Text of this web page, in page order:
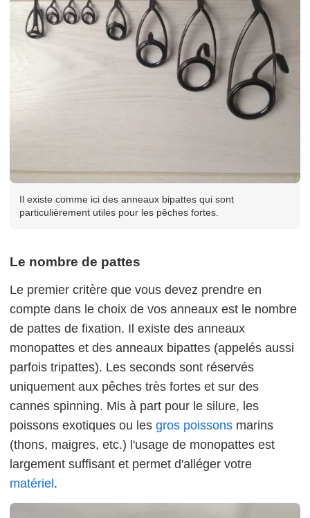
Il existe comme ici des anneaux bipattes qui sont
particulièrement utiles pour les pêches fortes.
Le nombre de pattes
Le premier critère que vous devez prendre en
compte dans le choix de vos anneaux est le nombre
de pattes de fixation. Il existe des anneaux
monopattes et des anneaux bipattes (appelés aussi
parfois tripattes). Les seconds sont réservés
uniquement aux pêches très fortes et sur des
cannes spinning. Mis à part pour le silure, les
poissons exotiques ou les gros poissons marins
(thons, maigres, etc.) l'usage de monopattes est
largement suffisant et permet d'alléger votre
matériel .